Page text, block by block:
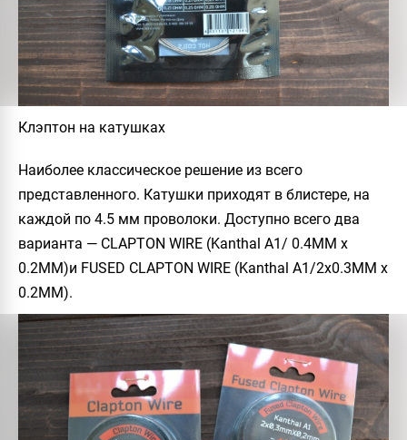
Клэптон на катушках
Наиболее классическое решение из всего
представленного. Катушки приходят в блистере, на
каждой по 4.5 мм проволоки. Доступно всего два
варианта — CLAPTON WIRE (Kanthal A1/ 0.4ММ х
0.2ММ)и FUSED CLAPTON WIRE (Kanthal A1/2х0.3ММ х
0.2ММ).